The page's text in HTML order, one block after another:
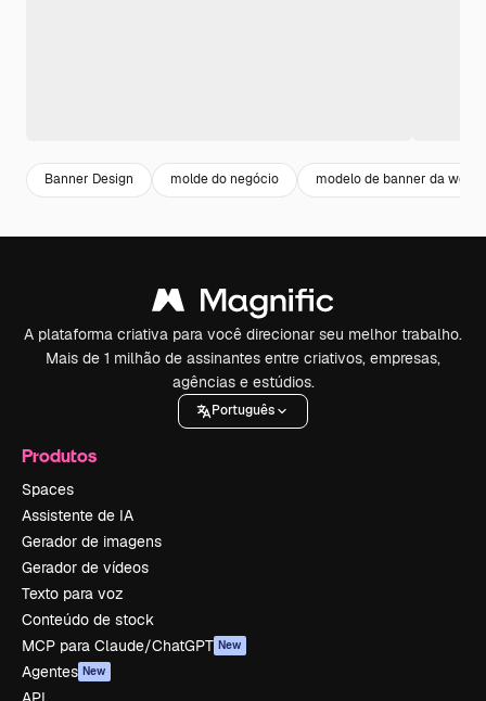
Banner Design molde do negócio modelo de banner da web
A plataforma criativa para você direcionar seu melhor trabalho.
Mais de 1 milhão de assinantes entre criativos, empresas,
agências e estúdios.
Português
Produtos
Spaces
Assistente de IA
Gerador de imagens
Gerador de vídeos
Texto para voz
Conteúdo de stock
MCP para Claude/ChatGPT New
Agentes New